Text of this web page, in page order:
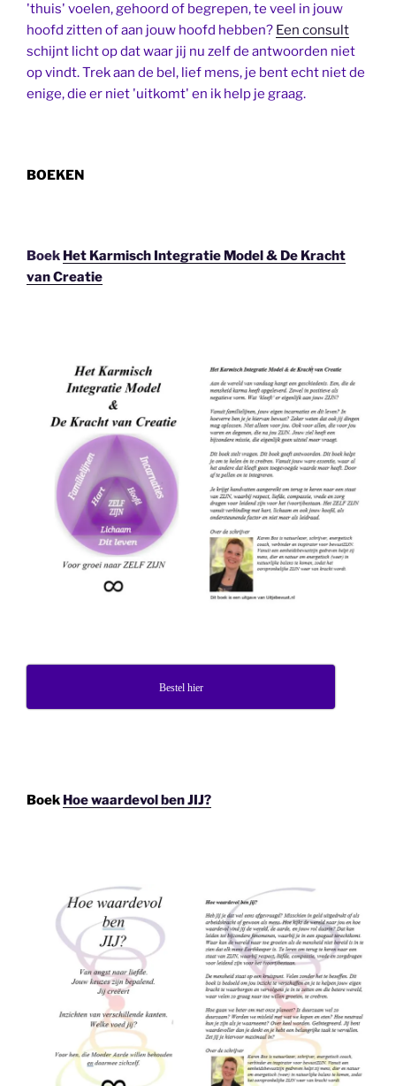
'thuis' voelen, gehoord of begrepen, te veel in jouw
hoofd zitten of aan jouw hoofd hebben? Een consult
schijnt licht op dat waar jij nu zelf de antwoorden niet
op vindt. Trek aan de bel, lief mens, je bent echt niet de
enige, die er niet 'uitkomt' en ik help je graag.
BOEKEN
Boek Het Karmisch Integratie Model & De Kracht
van Creatie
Bestel hier
Boek Hoe waardevol ben JIJ?